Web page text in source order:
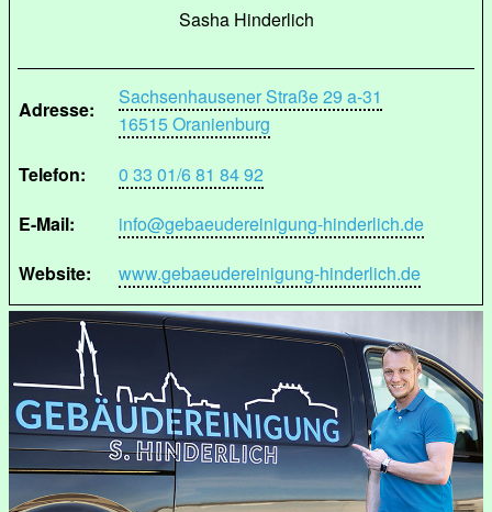
Sasha Hinderlich
Adresse:
Sachsenhausener Straße 29 a-31
16515 Oranienburg
Telefon:
0 33 01/6 81 84 92
E-Mail:
info@gebaeudereinigung-hinderlich.de
Website:
www.gebaeudereinigung-hinderlich.de